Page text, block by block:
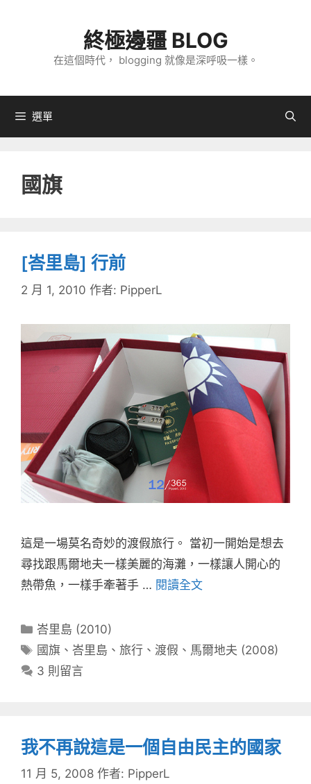
內
終極邊疆 BLOG
在這個時代， blogging 就像是深呼吸一樣。
選單
國旗
[峇里島] 行前
2 月 1, 2010 作者: PipperL
這是一場莫名奇妙的渡假旅行。 當初一開始是想去
尋找跟馬爾地夫一樣美麗的海灘，一樣讓人開心的
熱帶魚，一樣手牽著手 … 閱讀全文
分
類
峇里島 (2010)
標
籤
國旗 、峇里島 、 旅行 、 渡假 、 馬爾地夫 (2008)
3 則留言
我不再說這是一個自由民主的國家
11 月 5, 2008 作者: PipperL